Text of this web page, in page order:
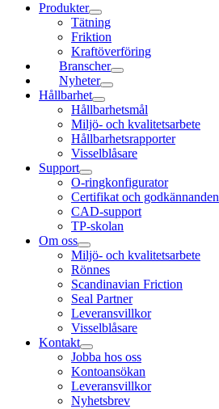
Produkter
Tätning
Friktion
Kraftöverföring
Branscher
Nyheter
Hållbarhet
Hållbarhetsmål
Miljö- och kvalitetsarbete
Hållbarhetsrapporter
Visselblåsare
Support
O-ringkonfigurator
Certifikat och godkännanden
CAD-support
TP-skolan
Om oss
Miljö- och kvalitetsarbete
Rönnes
Scandinavian Friction
Seal Partner
Leveransvillkor
Visselblåsare
Kontakt
Jobba hos oss
Kontoansökan
Leveransvillkor
Nyhetsbrev